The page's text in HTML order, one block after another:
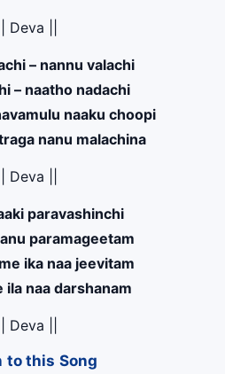
|| Deva ||
– nannu valachi
– naatho nadachi
naaku choopi
nanu malachina
|| Deva ||
paravashinchi
paramageetam
ika naa jeevitam
ila naa darshanam
|| Deva ||
to this Song